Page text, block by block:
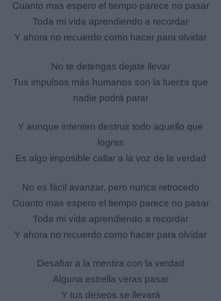
Cuanto mas espero el tiempo parece no pasar
Toda mi vida aprendiendo a recordar
Y ahora no recuerdo como hacer para olvidar
No te detengas dejate llevar
Tus impulsos más humanos son la fuerza que
nadie podrá parar
Y aunque intenten destruir todo aquello que
logras
Es algo imposible callar a la voz de la verdad
No es fácil avanzar, pero nunca retrocedo
Cuanto mas espero el tiempo parece no pasar
Toda mi vida aprendiendo a recordar
Y ahora no recuerdo como hacer para olvidar
Desafiar a la mentira con la verdad
Alguna estrella veras pasar
Y tus deseos se llevará